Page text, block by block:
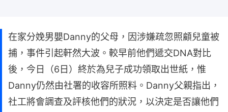
在家分娩男嬰Danny的父母，因涉嫌疏忽照顧兒童被
捕，事件引起軒然大波。較早前他們遞交DNA對比
後，今日（6日）終於為兒子成功領取出世紙，惟
Danny仍然由社署的收容所照料。Danny父親指出，
社工將會調查及評核他們的狀況，以決定是否讓他們